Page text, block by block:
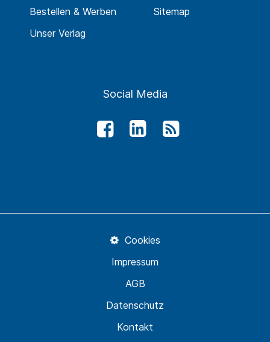
Bestellen & Werben
Unser Verlag
Sitemap
Social Media
Kontakt
Datenschutz
AGB
Impressum
Cookies